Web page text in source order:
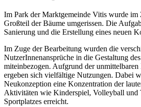
Im Park der Marktgemeinde Vitis wurde im
Großteil der Bäume umgerissen. Die
Sanierung und die Erstellung eines neuen
Im Zuge der Bearbeitung wurden die
NutzerInnenansprüche in die Gestaltung
miteinbezogen. Aufgrund der
ergeben sich vielfältige Nutzungen. Dabei
Neukonzeption eine Konzentration der
Aktivitäten wie Kinderspiel, Volleyball und
Sportplatzes erreicht.